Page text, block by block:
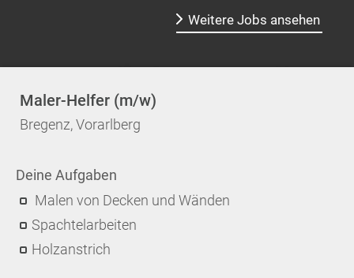
Weitere Jobs ansehen
Maler-Helfer (m/w)
Bregenz, Vorarlberg
Deine Aufgaben
Malen von Decken und Wänden
Spachtelarbeiten
Holzanstrich